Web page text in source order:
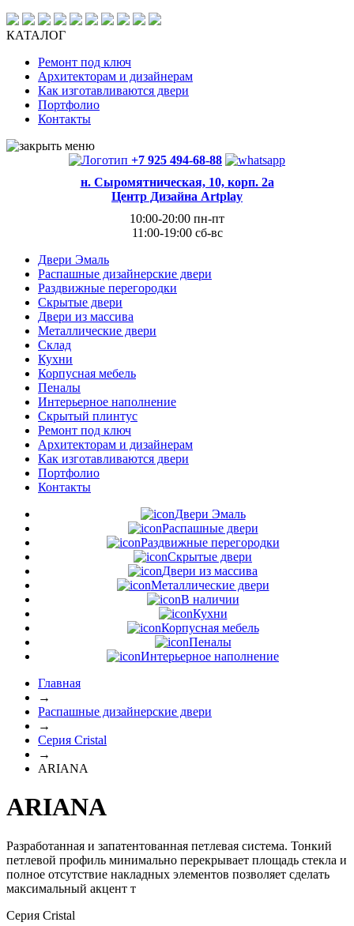
КАТАЛОГ
Ремонт под ключ
Архитекторам и дизайнерам
Как изготавливаются двери
Портфолио
Контакты
+7 925 494-68-88
н. Сыромятническая, 10, корп. 2а
Центр Дизайна Artplay
10:00-20:00 пн-пт
11:00-19:00 сб-вс
Двери Эмаль
Распашные дизайнерские двери
Раздвижные перегородки
Скрытые двери
Двери из массива
Металлические двери
Склад
Кухни
Корпусная мебель
Пеналы
Интерьерное наполнение
Скрытый плинтус
Ремонт под ключ
Архитекторам и дизайнерам
Как изготавливаются двери
Портфолио
Контакты
Двери Эмаль
Распашные двери
Раздвижные перегородки
Скрытые двери
Двери из массива
Металлические двери
В наличии
Кухни
Корпусная мебель
Пеналы
Интерьерное наполнение
Главная
→
Распашные дизайнерские двери
→
Серия Cristal
→
ARIANA
ARIANA
Разработанная и запатентованная петлевая система. Тонкий
петлевой профиль минимально перекрывает площадь стекла и
полное отсутствие накладных элементов позволяет сделать
максимальный акцент т
Серия Cristal